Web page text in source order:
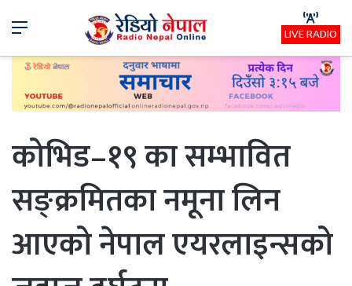
Menu LIVE RADIO
कोभिड–१९ का सम्भावित
सङ्क्रमितका नमूना लिन
आएको नेपाल एयरलाइन्सको